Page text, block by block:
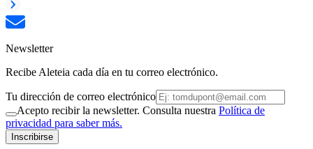
Newsletter
Recibe Aleteia cada día en tu correo electrónico.
Tu dirección de correo electrónico
Acepto recibir la newsletter. Consulta nuestra Política de
privacidad para saber más.
Inscribirse